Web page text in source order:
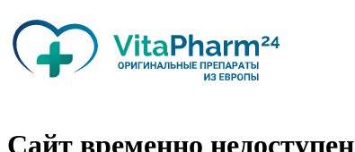
Сайт временно недоступен